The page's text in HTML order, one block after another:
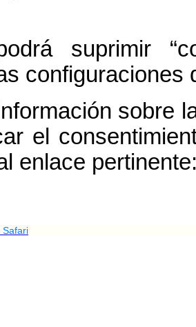
suprimir
configuraciones
sobre
el
enlace
Safari